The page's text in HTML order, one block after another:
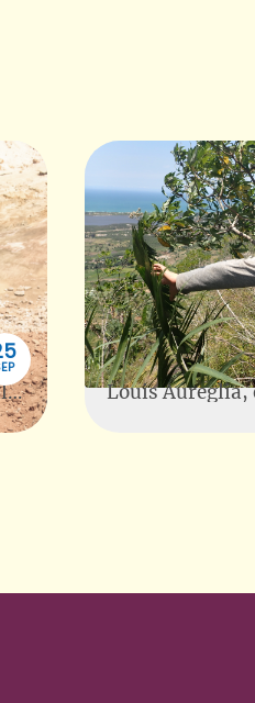
Gouvernance Résiduelle au festival Allez Savoir